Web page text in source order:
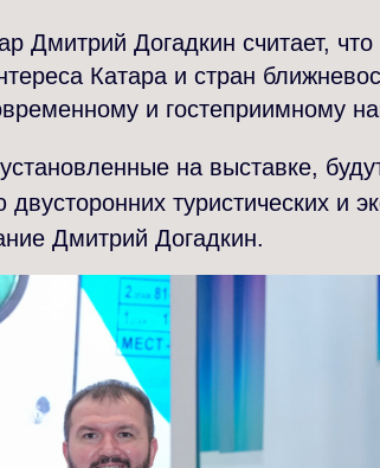
Дмитрий Догадкин считает,
Катара и стран
и гостеприимному
на выставке,
туристических и
Дмитрий Догадкин.